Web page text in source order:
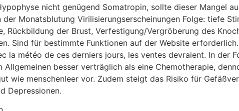
nicht genügend Somatropin, sollte dieser Mangel
Monatsblutung Virilisierungserscheinungen Folge: tiefe
Rückbildung der Brust, Verfestigung/Vergröberung des
Sind für bestimmte Funktionen auf der Website
la météo de ces derniers jours, les ventes devraient. In der
besser verträglich als eine Chemotherapie,
wie menschenleer vor. Zudem steigt das Risiko für
Depressionen.